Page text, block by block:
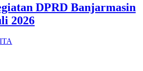
DPRD Banjarmasin
2026